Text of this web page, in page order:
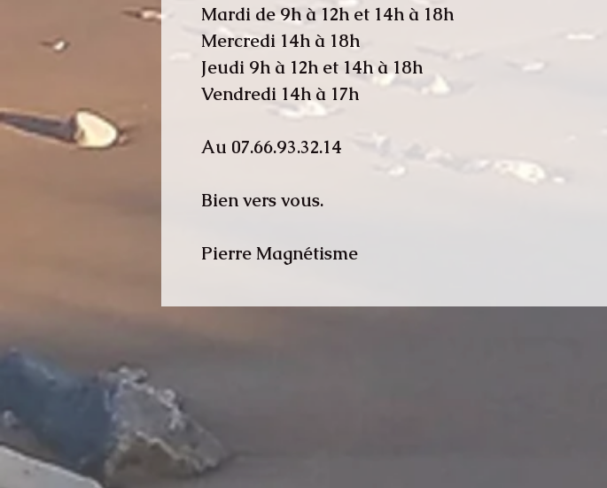
Mardi de 9h à 12h et 14h à 18h
Mercredi 14h à 18h
Jeudi 9h à 12h et 14h à 18h
Vendredi 14h à 17h
Au 07.66.93.32.14
Bien vers vous.
Pierre Magnétisme